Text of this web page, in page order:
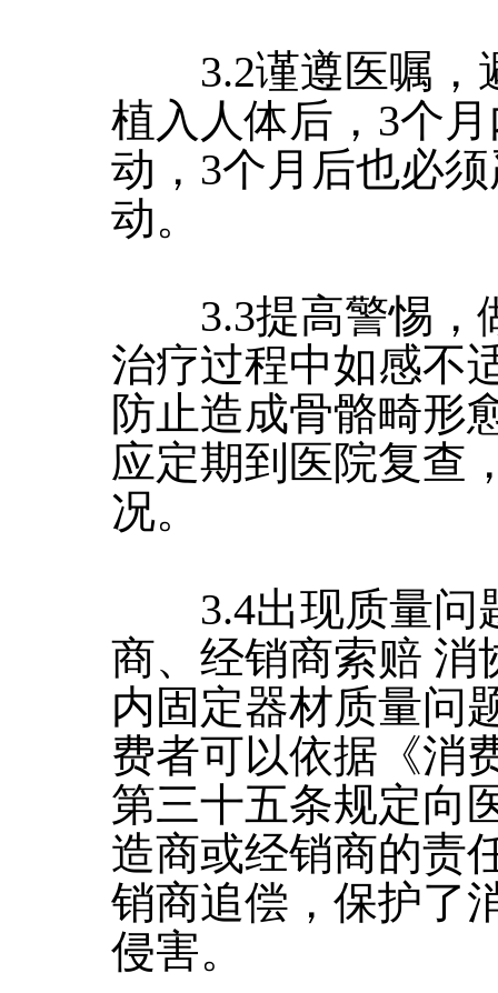
3.2谨遵医嘱，
植入人体后，3个
动，3个月后也必
动。
3.3提高警惕，
治疗过程中如感不
防止造成骨骼畸形
应定期到医院复查
况。
3.4出现质量问
商、经销商索赔 消
内固定器材质量问
费者可以依据《消
第三十五条规定向
造商或经销商的责
销商追偿，保护了
侵害。